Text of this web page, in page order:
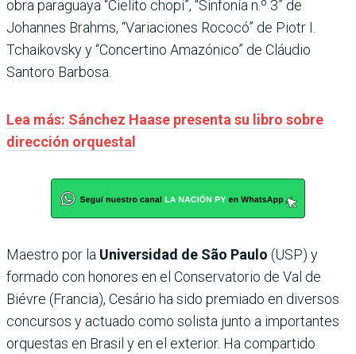
obra paraguaya “Cielito chopi”, “Sinfonía n.º 3” de
Johannes Brahms, “Variaciones Rococó” de Piotr I.
Tchaikovsky y “Concertino Amazónico” de Cláudio
Santoro Barbosa.
Lea más: Sánchez Haase presenta su libro sobre
dirección orquestal
Maestro por la Universidad de São Paulo (USP) y
formado con honores en el Conservatorio de Val de
Biévre (Francia), Cesário ha sido premiado en diversos
concursos y actuado como solista junto a importantes
orquestas en Brasil y en el exterior. Ha compartido